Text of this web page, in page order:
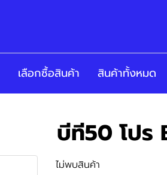
เลือกซื้อสินค้า สินค้าทั้งหมด
บีที50 โปร
ไม่พบสินค้า